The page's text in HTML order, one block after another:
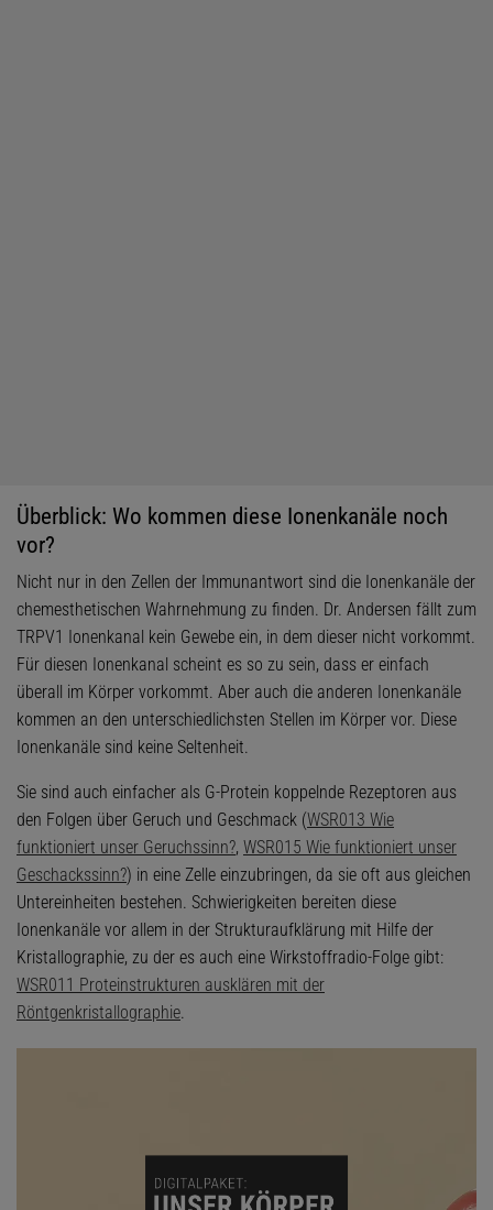
Überblick: Wo kommen diese Ionenkanäle noch
vor?
Nicht nur in den Zellen der Immunantwort sind die Ionenkanäle der
chemesthetischen Wahrnehmung zu finden. Dr. Andersen fällt zum
TRPV1 Ionenkanal kein Gewebe ein, in dem dieser nicht vorkommt.
Für diesen Ionenkanal scheint es so zu sein, dass er einfach
überall im Körper vorkommt. Aber auch die anderen Ionenkanäle
kommen an den unterschiedlichsten Stellen im Körper vor. Diese
Ionenkanäle sind keine Seltenheit.
Sie sind auch einfacher als G-Protein koppelnde Rezeptoren aus
den Folgen über Geruch und Geschmack (WSR013 Wie
funktioniert unser Geruchssinn?, WSR015 Wie funktioniert unser
Geschackssinn?) in eine Zelle einzubringen, da sie oft aus gleichen
Untereinheiten bestehen. Schwierigkeiten bereiten diese
Ionenkanäle vor allem in der Strukturaufklärung mit Hilfe der
Kristallographie, zu der es auch eine Wirkstoffradio-Folge gibt:
WSR011 Proteinstrukturen ausklären mit der
Röntgenkristallographie.